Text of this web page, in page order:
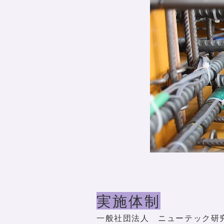
​実施体制
一般社団法人 ニューテック研